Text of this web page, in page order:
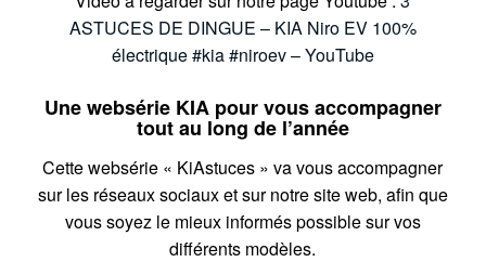
ASTUCES DE DINGUE – KIA Niro EV 100%
électrique #kia #niroev – YouTube
Une websérie KIA pour vous accompagner
tout au long de l’année
Cette websérie « KiAstuces » va vous accompagner
sur les réseaux sociaux et sur notre site web, afin que
vous soyez le mieux informés possible sur vos
différents modèles.